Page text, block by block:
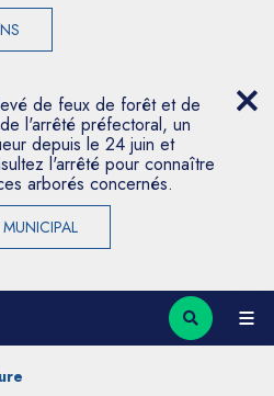
de feux de forêt et de
l'arrêté préfectoral, un
depuis le 24 juin et
l'arrêté pour connaître
arborés concernés.